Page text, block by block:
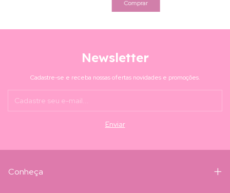
Newsletter
Cadastre-se e receba nossas ofertas novidades e promoções.
Conheça